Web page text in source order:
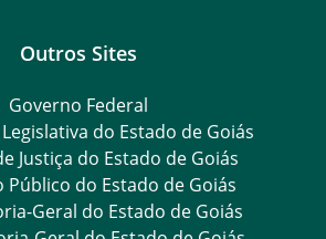
Outros Sites
Governo Federal
do Estado de Goiás
Justiça do Estado de Goiás
Público do Estado de Goiás
Geral do Estado de Goiás